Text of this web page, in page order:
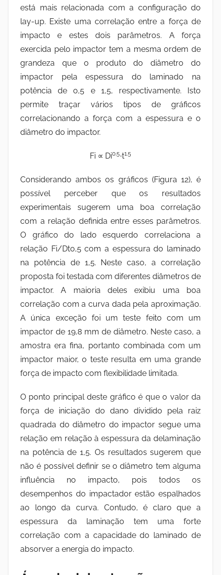
está mais relacionada com a configuração do
lay-up. Existe uma correlação entre a força de
impacto e estes dois parâmetros. A força
exercida pelo impactor tem a mesma ordem de
grandeza que o produto do diâmetro do
impactor pela espessura do laminado na
potência de 0,5 e 1,5, respectivamente. Isto
permite traçar vários tipos de gráficos
correlacionando a força com a espessura e o
diâmetro do impactor.
Fi ∝ Di0.5∙t1.5
Considerando ambos os gráficos (Figura 12), é
possível perceber que os resultados
experimentais sugerem uma boa correlação
com a relação definida entre esses parâmetros.
O gráfico do lado esquerdo correlaciona a
relação Fi/Dt0,5 com a espessura do laminado
na potência de 1,5. Neste caso, a correlação
proposta foi testada com diferentes diâmetros de
impactor. A maioria deles exibiu uma boa
correlação com a curva dada pela aproximação.
A única exceção foi um teste feito com um
impactor de 19,8 mm de diâmetro. Neste caso, a
amostra era fina, portanto combinada com um
impactor maior, o teste resulta em uma grande
força de impacto com flexibilidade limitada.
O ponto principal deste gráfico é que o valor da
força de iniciação do dano dividido pela raiz
quadrada do diâmetro do impactor segue uma
relação em relação à espessura da delaminação
na potência de 1,5. Os resultados sugerem que
não é possível definir se o diâmetro tem alguma
influência no impacto, pois todos os
desempenhos do impactador estão espalhados
ao longo da curva. Contudo, é claro que a
espessura da laminação tem uma forte
correlação com a capacidade do laminado de
absorver a energia do impacto.